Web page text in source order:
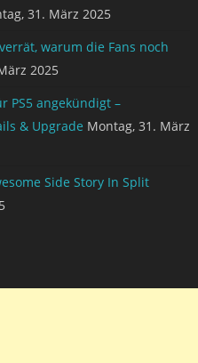
31. März 2025
warum die Fans noch
2025
PS5 angekündigt –
& Upgrade Montag, 31. März
Side Story In Split